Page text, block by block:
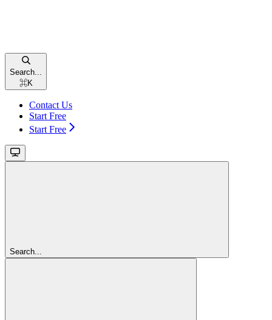
Search...
⌘K
Contact Us
Start Free
Start Free
Search...